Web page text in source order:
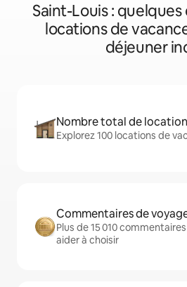
Saint-Louis :
locations de
déjeuner
Nombre total de
Explorez 100 locations de
Commentaires de
Plus de 15 010
aider à choisir